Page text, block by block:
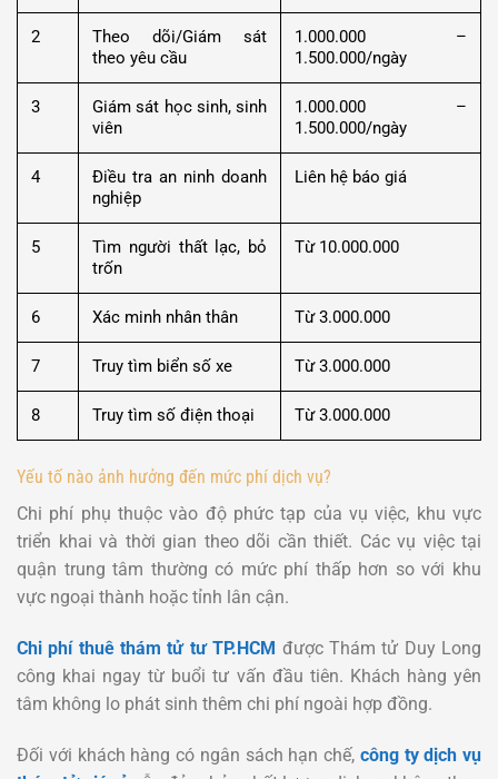
2
Theo dõi/Giám sát
theo yêu cầu
1.000.000 –
1.500.000/ngày
3
Giám sát học sinh, sinh
viên
1.000.000 –
1.500.000/ngày
4
Điều tra an ninh doanh
nghiệp
Liên hệ báo giá
5
Tìm người thất lạc, bỏ
trốn
Từ 10.000.000
6 Xác minh nhân thân Từ 3.000.000
7 Truy tìm biển số xe Từ 3.000.000
8 Truy tìm số điện thoại Từ 3.000.000
Yếu tố nào ảnh hưởng đến mức phí dịch vụ?
Chi phí phụ thuộc vào độ phức tạp của vụ việc, khu vực
triển khai và thời gian theo dõi cần thiết. Các vụ việc tại
quận trung tâm thường có mức phí thấp hơn so với khu
vực ngoại thành hoặc tỉnh lân cận.
Chi phí thuê thám tử tư TP.HCM được Thám tử Duy Long
công khai ngay từ buổi tư vấn đầu tiên. Khách hàng yên
tâm không lo phát sinh thêm chi phí ngoài hợp đồng.
Đối với khách hàng có ngân sách hạn chế, công ty dịch vụ